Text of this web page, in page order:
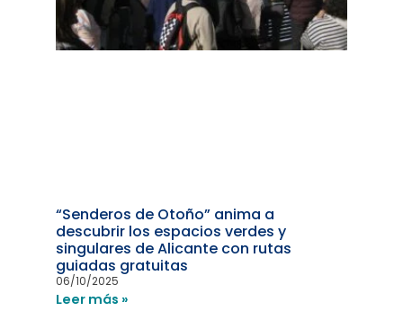
“Senderos de Otoño” anima a
descubrir los espacios verdes y
singulares de Alicante con rutas
guiadas gratuitas
06/10/2025
Leer más »